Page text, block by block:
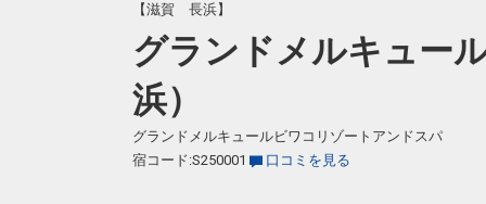
【滋賀 長浜】
グランドメルキュー
浜）
グランドメルキュールビワコリゾートアンドスパ
宿コード:S250001
口コミを見る